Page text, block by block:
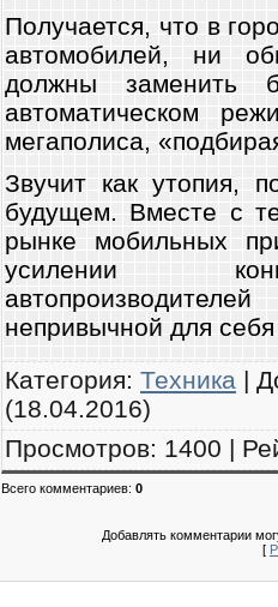
Получается, что в
автомобилей, ни
должны заменить
автоматическом
мегаполиса,
Звучит как утопия,
будущем. Вместе с
рынке мобильных
усилении
непривычной для
Категория: Техника |
(18.04.2016)
Просмотров: 1400 |
Всего комментариев: 0
Добавлять комментарии
[